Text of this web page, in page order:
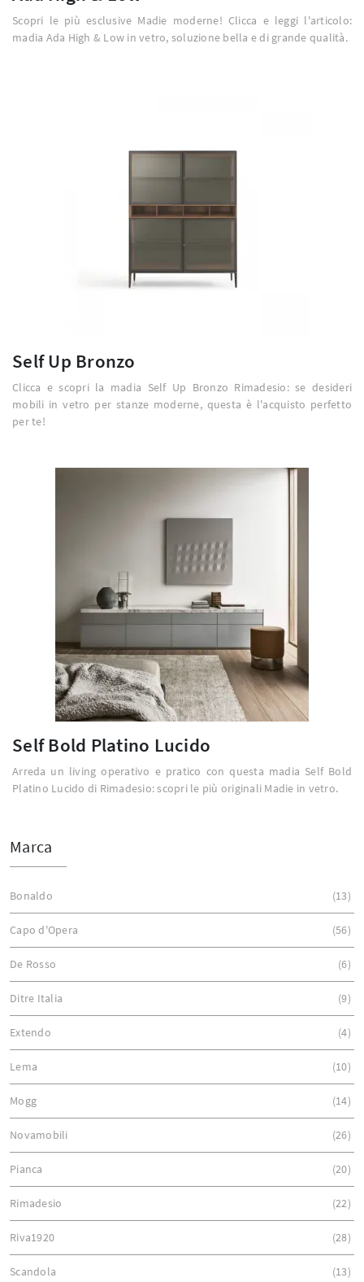
Scopri le più esclusive Madie moderne! Clicca e leggi l'articolo:
madia Ada High & Low in vetro, soluzione bella e di grande qualità.
Self Up Bronzo
Clicca e scopri la madia Self Up Bronzo Rimadesio: se desideri
mobili in vetro per stanze moderne, questa è l'acquisto perfetto
per te!
Self Bold Platino Lucido
Arreda un living operativo e pratico con questa madia Self Bold
Platino Lucido di Rimadesio: scopri le più originali Madie in vetro.
Marca
Bonaldo 13
Capo d'Opera 56
De Rosso 6
Ditre Italia 9
Extendo 4
Lema 10
Mogg 14
Novamobili 26
Pianca 20
Rimadesio 22
Riva1920 28
Scandola 13